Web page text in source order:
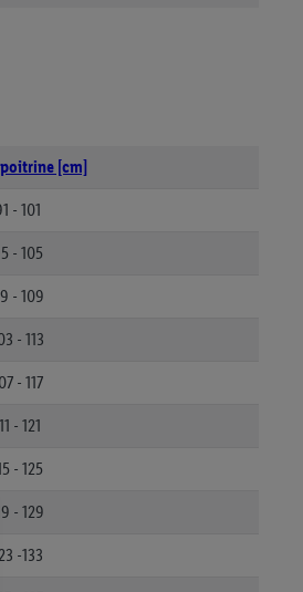
[cm]
- 101
- 105
- 109
- 113
- 117
- 121
- 125
- 129
-133